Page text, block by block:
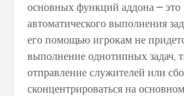
основных функций аддона – это
автоматического выполнения
его помощью игрокам не
выполнение однотипных задач,
отправление служителей или
сконцентрироваться на